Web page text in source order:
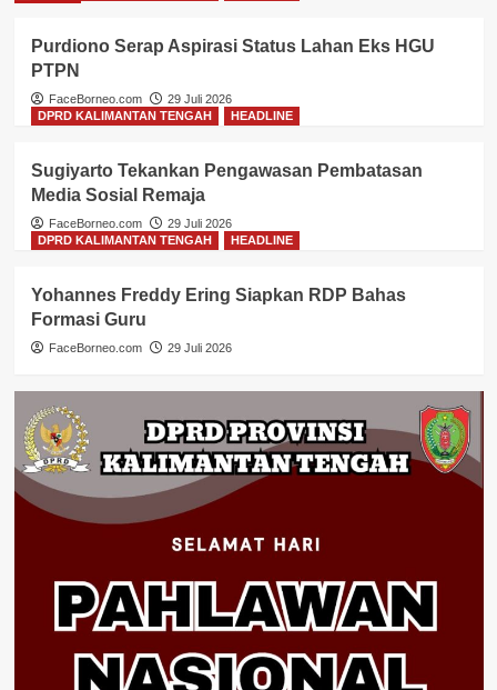
Purdiono Serap Aspirasi Status Lahan Eks HGU
PTPN
FaceBorneo.com
29 Juli 2026
DPRD KALIMANTAN TENGAH
HEADLINE
Sugiyarto Tekankan Pengawasan Pembatasan
Media Sosial Remaja
FaceBorneo.com
29 Juli 2026
DPRD KALIMANTAN TENGAH
HEADLINE
Yohannes Freddy Ering Siapkan RDP Bahas
Formasi Guru
FaceBorneo.com 29 Juli 2026